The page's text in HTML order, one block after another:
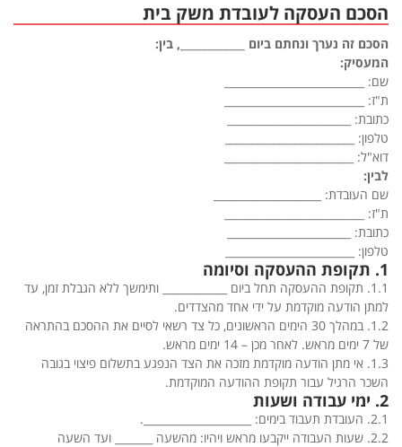
הסכם העסקה לעובדת משק בית
הסכם זה נערך ונחתם ביום ____________, בין:
המעסיק:
שם: __________________________
ת"ז: __________________________
כתובת: _______________________
טלפון: ________________________
דוא"ל: ________________________
לבין:
שם העובדת: ____________________
ת"ז: __________________________
כתובת: _______________________
טלפון: ________________________
1. תקופת ההעסקה וסיומה
1.1. תקופת ההעסקה תחל ביום ____________ ותימשך ללא הגבלת זמן, עד
למתן הודעה מוקדמת על ידי אחד מהצדדים.
1.2. במהלך 30 הימים הראשונים, כל צד רשאי לסיים את ההסכם בהתראה
של 7 ימים מראש. לאחר מכן – 14 ימים מראש.
1.3. אי מתן הודעה מוקדמת מזכה את הצד הנפגע בתשלום פיצוי בגובה
השכר הרגיל עבור תקופת ההודעה המוקדמת.
2. ימי עבודה ושעות
2.1. העובדת תעבוד בימים: ____________________.
2.2. שעות העבודה ייקבעו מראש ויהיו: מהשעה _______ ועד השעה